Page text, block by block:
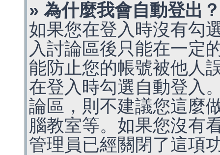
» 為什麼我會自動登出？
如果您在登入時沒有勾
入討論區後只能在一定
能防止您的帳號被他人
在登入時勾選自動登入
論區，則不建議您這麼
腦教室等。如果您沒有
管理員已經關閉了這項